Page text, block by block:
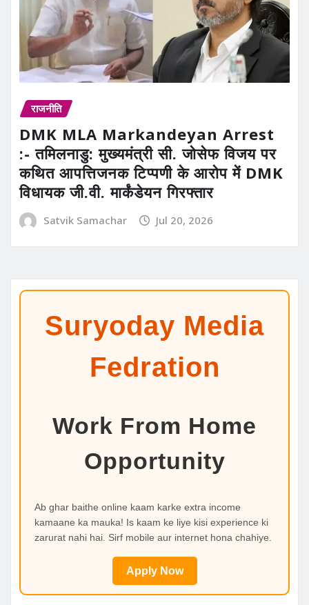
राजनीति
DMK MLA Markandeyan Arrest
:- तमिलनाडु: मुख्यमंत्री सी. जोसेफ विजय पर
कथित आपत्तिजनक टिप्पणी के आरोप में DMK
विधायक जी.वी. मार्कंडेयन गिरफ्तार
Satvik Samachar Jul 20, 2026
Suryoday Media
Fedration
Work From Home
Opportunity
Ab ghar baithe online kaam karke extra income
kamaane ka mauka! Is kaam ke liye kisi experience ki
zarurat nahi hai. Sirf mobile aur internet hona chahiye.
Apply Now